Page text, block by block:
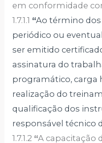
em conformidade
1.7.1.1 “Ao término
periódico ou
ser emitido
assinatura do
programático, carga
realização do
qualificação dos
responsável técnico
1.7.1.2 “A capacitação